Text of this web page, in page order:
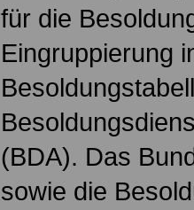
für die
Eingruppierung
(BDA). Das
sowie die